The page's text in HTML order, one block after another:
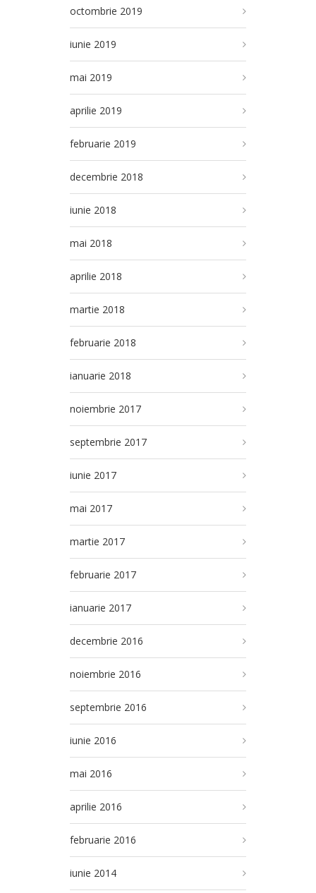
octombrie 2019
iunie 2019
mai 2019
aprilie 2019
februarie 2019
decembrie 2018
iunie 2018
mai 2018
aprilie 2018
martie 2018
februarie 2018
ianuarie 2018
noiembrie 2017
septembrie 2017
iunie 2017
mai 2017
martie 2017
februarie 2017
ianuarie 2017
decembrie 2016
noiembrie 2016
septembrie 2016
iunie 2016
mai 2016
aprilie 2016
februarie 2016
iunie 2014